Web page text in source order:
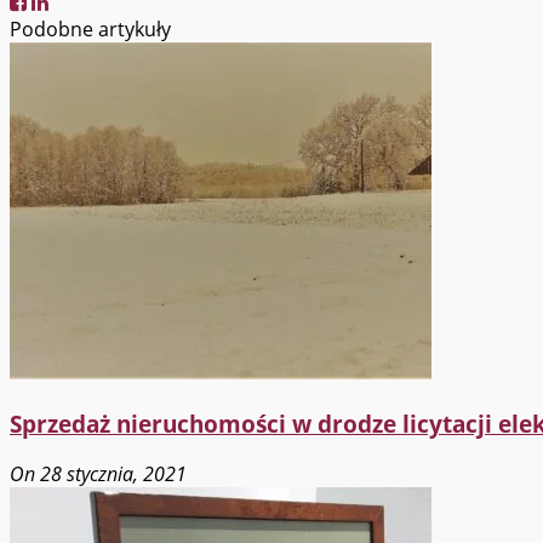
Podobne artykuły
Sprzedaż nieruchomości w drodze licytacji
On 28 stycznia, 2021